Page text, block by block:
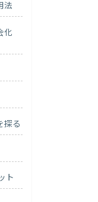
法
化
探る
ト